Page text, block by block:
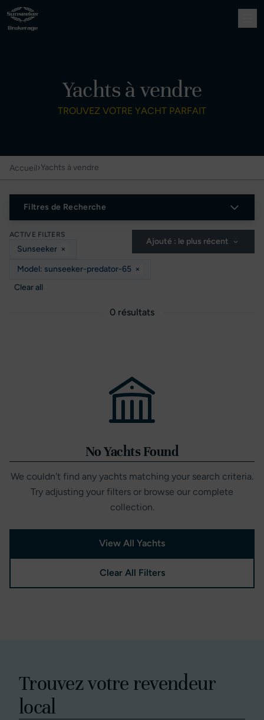
Yachts à vendre
TROUVEZ VOTRE YACHT PARFAIT
Accueil›Yachts à vendre
Filtres de Recherche
ACTIVE FILTERS
Sunseeker ×
Model: sunseeker-predator-65 ×
Clear all
Ajouté : le plus récent
0 résultats
No Yachts Found
We couldn't find any yachts matching your search criteria.
Try adjusting your filters or browse our complete
collection.
View All Yachts
Clear All Filters
Trouvez votre revendeur
local